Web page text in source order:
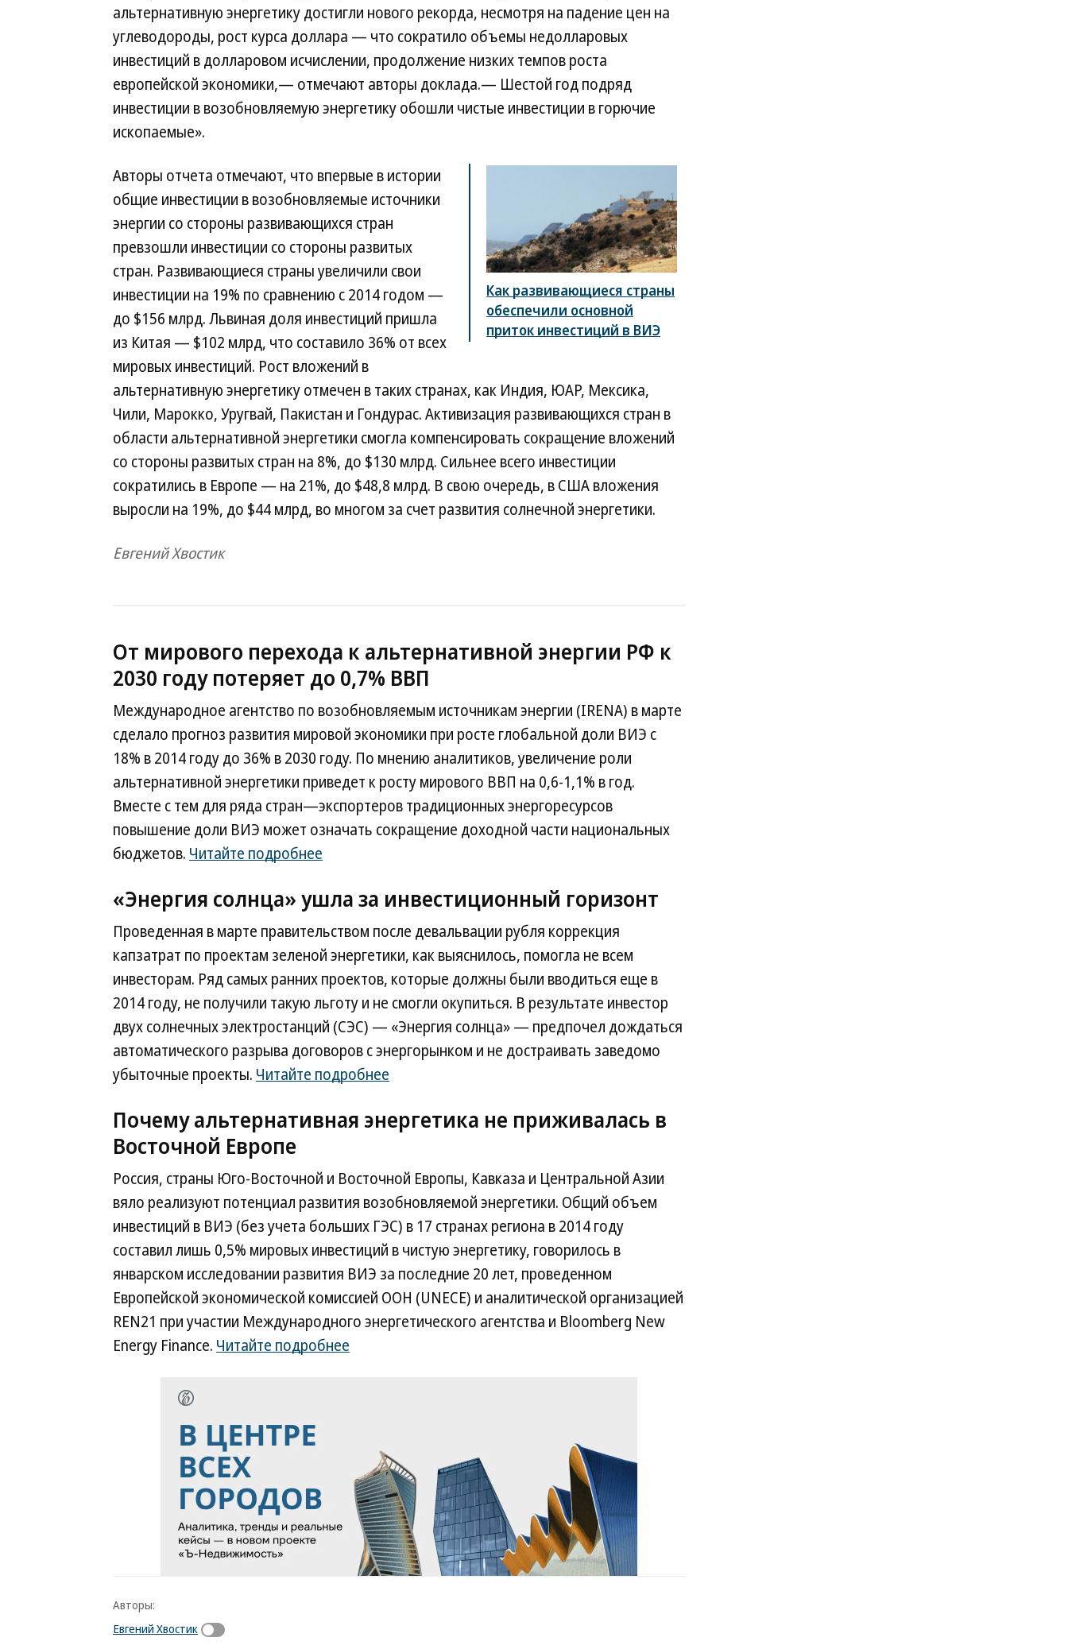
альтернативную энергетику достигли нового рекорда, несмотря на падение цен на
углеводороды, рост курса доллара — что сократило объемы недолларовых
инвестиций в долларовом исчислении, продолжение низких темпов роста
европейской экономики,— отмечают авторы доклада.— Шестой год подряд
инвестиции в возобновляемую энергетику обошли чистые инвестиции в горючие
ископаемые».
Как развивающиеся страны
обеспечили основной
приток инвестиций в ВИЭ
Авторы отчета отмечают, что впервые в истории
общие инвестиции в возобновляемые источники
энергии со стороны развивающихся стран
превзошли инвестиции со стороны развитых
стран. Развивающиеся страны увеличили свои
инвестиции на 19% по сравнению с 2014 годом —
до $156 млрд. Львиная доля инвестиций пришла
из Китая — $102 млрд, что составило 36% от всех
мировых инвестиций. Рост вложений в
альтернативную энергетику отмечен в таких странах, как Индия, ЮАР, Мексика,
Чили, Марокко, Уругвай, Пакистан и Гондурас. Активизация развивающихся стран в
области альтернативной энергетики смогла компенсировать сокращение вложений
со стороны развитых стран на 8%, до $130 млрд. Сильнее всего инвестиции
сократились в Европе — на 21%, до $48,8 млрд. В свою очередь, в США вложения
выросли на 19%, до $44 млрд, во многом за счет развития солнечной энергетики.
Евгений Хвостик
От мирового перехода к альтернативной энергии РФ к
2030 году потеряет до 0,7% ВВП
Международное агентство по возобновляемым источникам энергии (IRENA) в марте
сделало прогноз развития мировой экономики при росте глобальной доли ВИЭ с
18% в 2014 году до 36% в 2030 году. По мнению аналитиков, увеличение роли
альтернативной энергетики приведет к росту мирового ВВП на 0,6-1,1% в год.
Вместе с тем для ряда стран—экспортеров традиционных энергоресурсов
повышение доли ВИЭ может означать сокращение доходной части национальных
бюджетов. Читайте подробнее
«Энергия солнца» ушла за инвестиционный горизонт
Проведенная в марте правительством после девальвации рубля коррекция
капзатрат по проектам зеленой энергетики, как выяснилось, помогла не всем
инвесторам. Ряд самых ранних проектов, которые должны были вводиться еще в
2014 году, не получили такую льготу и не смогли окупиться. В результате инвестор
двух солнечных электростанций (СЭС) — «Энергия солнца» — предпочел дождаться
автоматического разрыва договоров с энергорынком и не достраивать заведомо
убыточные проекты. Читайте подробнее
Почему альтернативная энергетика не приживалась в
Восточной Европе
Россия, страны Юго-Восточной и Восточной Европы, Кавказа и Центральной Азии
вяло реализуют потенциал развития возобновляемой энергетики. Общий объем
инвестиций в ВИЭ (без учета больших ГЭС) в 17 странах региона в 2014 году
составил лишь 0,5% мировых инвестиций в чистую энергетику, говорилось в
январском исследовании развития ВИЭ за последние 20 лет, проведенном
Европейской экономической комиссией ООН (UNECE) и аналитической организацией
REN21 при участии Международного энергетического агентства и Bloomberg New
Energy Finance. Читайте подробнее
Авторы:
Евгений Хвостик